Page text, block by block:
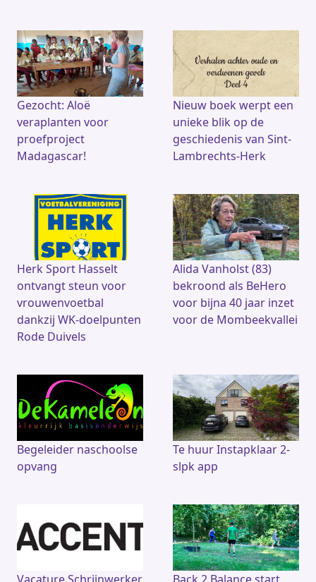
Gezocht: Aloë
veraplanten voor
proefproject
Madagascar!
Nieuw boek werpt een
unieke blik op de
geschiedenis van Sint-
Lambrechts-Herk
Herk Sport Hasselt
ontvangt steun voor
vrouwenvoetbal
dankzij WK-doelpunten
Rode Duivels
Alida Vanholst (83)
bekroond als BeHero
voor bijna 40 jaar inzet
voor de Mombeekvallei
Begeleider naschoolse
opvang
Te huur Instapklaar 2-
slpk app